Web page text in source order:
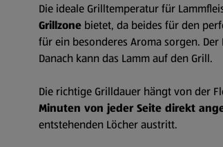
Die ideale Grilltemperatur für
Grillzone bietet, da beides für den
für ein besonderes Aroma sorgen.
Danach kann das Lamm auf den Grill.
Die richtige Grilldauer hängt von der
Minuten von jeder Seite direkt
entstehenden Löcher austritt.